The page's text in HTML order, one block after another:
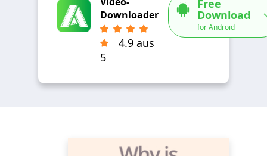
Downloader
4.9 aus
5
Free
Download
for Android